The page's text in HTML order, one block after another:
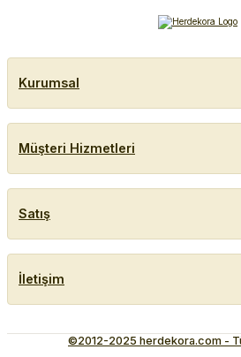
Kurumsal
Müşteri Hizmetleri
Satış
İletişim
©2012-2025 herdekora.com -